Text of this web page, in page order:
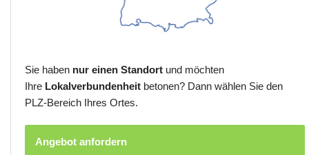
Sie haben nur einen Standort und möchten
Ihre Lokalverbundenheit betonen? Dann wählen Sie den
PLZ-Bereich Ihres Ortes.
Angebot anfordern